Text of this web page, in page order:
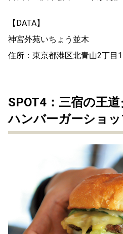
【DATA】
神宮外苑いちょう並木
住所：東京都港区北青山2丁目1
SPOT4：三宿の王
ハンバーガーショ